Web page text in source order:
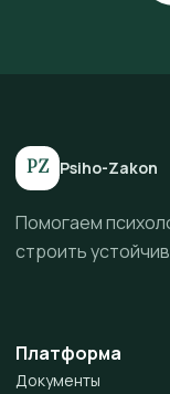
PZ Psiho-Zakon
Помогаем
строить
Платформа
Документы